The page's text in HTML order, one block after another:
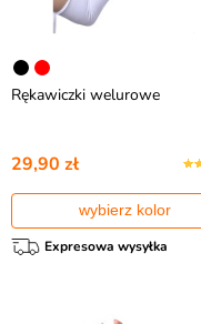
Rękawiczki welurowe
29,90 zł
wybierz kolor
Expresowa wysyłka